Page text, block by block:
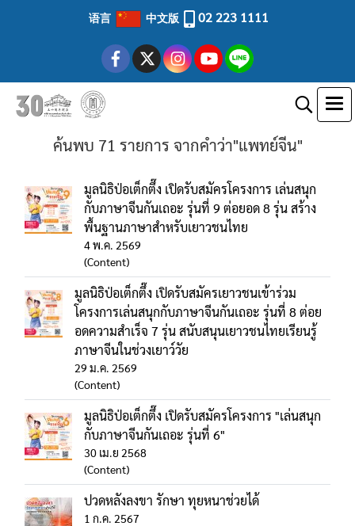
语言 中文版 02 223 1111
ค้นพบ 71 รายการ จากคำว่า"แพทย์จีน"
มูลนิธิป่อเต็กตึ๊ง เปิดรับสมัครโครงการ เล่นสนุก
กับภาษาจีนกันเถอะ รุ่นที่ 9 ต่อยอด 8 รุ่น สร้าง
พื้นฐานภาษาสำหรับเยาวชนไทย
4 พ.ค. 2569
(Content)
มูลนิธิป่อเต็กตึ๊ง เปิดรับสมัครเยาวชนเข้าร่วม
โครงการเล่นสนุกกับภาษาจีนกันเถอะ รุ่นที่ 8 ต่อย
อดความสำเร็จ 7 รุ่น สนับสนุนเยาวชนไทยเรียนรู้
ภาษาจีนในช่วงเยาว์วัย
29 ม.ค. 2569
(Content)
มูลนิธิป่อเต็กตึ๊ง เปิดรับสมัครโครงการ "เล่นสนุก
กับภาษาจีนกันเถอะ รุ่นที่ 6"
30 เม.ย 2568
(Content)
ปวดหลังลงขา รักษา ทุยหนาช่วยได้
1 ก.ค. 2567